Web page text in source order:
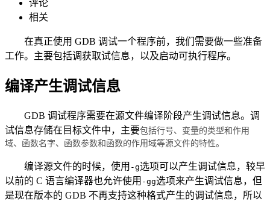
评论
相关
在真正使用 GDB 调试一个程序前，我们需要做一些准备
工作。主要包括调获取试信息，以及启动可执行程序。
编译产生调试信息
GDB 调试程序需要在源文件编译阶段产生调试信息。调
试信息存储在目标文件中，主要包括行号、变量的类型和作用
域、函数名字、函数参数和函数的作用域等源文件的特性。
编译源文件的时候，使用 -g选项可以产生调试信息，较早
以前的 C 语言编译器也允许使用 -gg选项来产生调试信息，但
是现在版本的 GDB 不再支持这种格式产生的调试信息，所以